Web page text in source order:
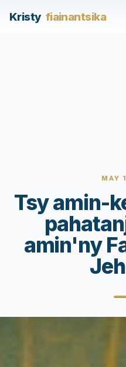
Kristy fiainantsika
MAY
Tsy amin-
amin'ny